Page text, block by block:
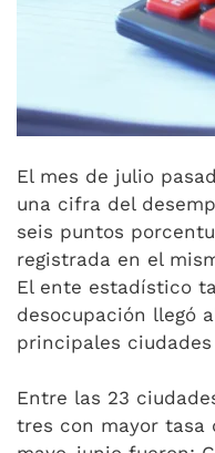
El mes de julio
una cifra del
seis puntos
registrada en el
El ente estadístico
desocupación llegó
principales
Entre las 23
tres con mayor tasa